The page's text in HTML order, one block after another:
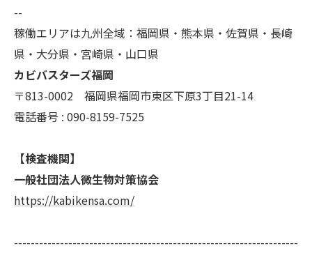
--
稼働エリアは九州全域：福岡県・熊本県・佐賀県・長崎
県・大分県・宮崎県・山口県
カビバスターズ福岡
〒813-0002 福岡県福岡市東区下原3丁目21-14
電話番号 : 090-8159-7525
【検査機関】
一般社団法人微生物対策協会
https://kabikensa.com/
--------------------------------------------------------------------